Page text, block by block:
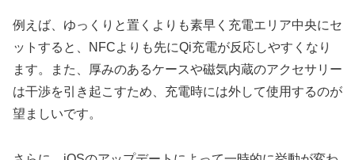
例えば、ゆっくりと置くよりも素早く充電エリア中央にセ
ットすると、NFCよりも先にQi充電が反応しやすくなり
ます。また、厚みのあるケースや磁気内蔵のアクセサリー
は干渉を引き起こすため、充電時には外して使用するのが
望ましいです。